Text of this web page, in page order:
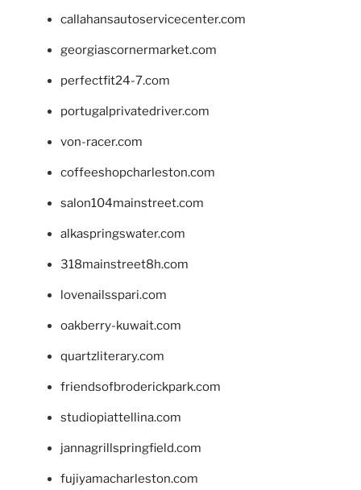
callahansautoservicecenter.com
georgiascornermarket.com
perfectfit24-7.com
portugalprivatedriver.com
von-racer.com
coffeeshopcharleston.com
salon104mainstreet.com
alkaspringswater.com
318mainstreet8h.com
lovenailsspari.com
oakberry-kuwait.com
quartzliterary.com
friendsofbroderickpark.com
studiopiattellina.com
jannagrillspringfield.com
fujiyamacharleston.com